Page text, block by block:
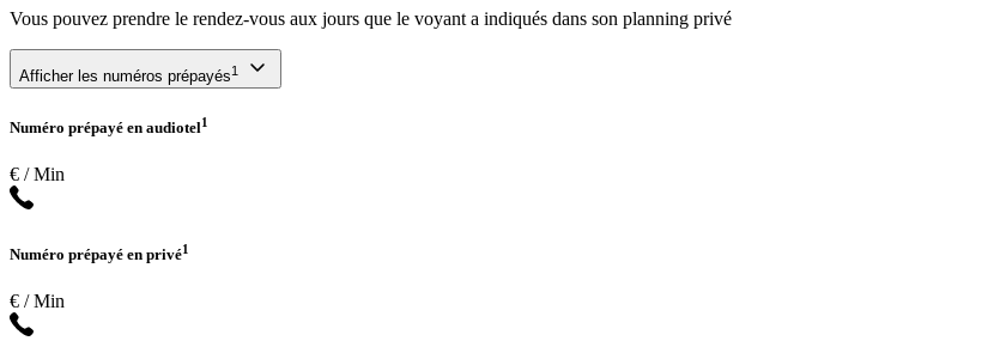
Vous pouvez prendre le rendez-vous aux jours que le voyant a indiqués dans son planning privé
Afficher les numéros prépayés1
Numéro prépayé en audiotel1
€ / Min
Numéro prépayé en privé1
€ / Min